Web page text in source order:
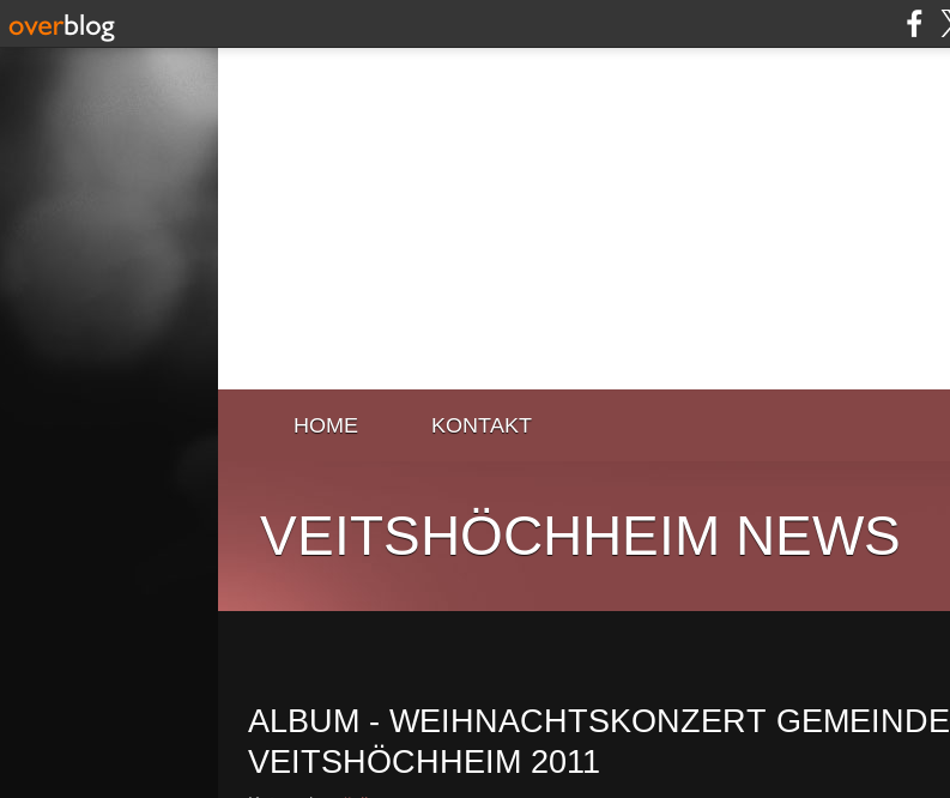
HOME KONTAKT
VEITSHÖCHHEIM NEWS
ALBUM - WEIHNACHTSKONZERT GEMEINDE
VEITSHÖCHHEIM 2011